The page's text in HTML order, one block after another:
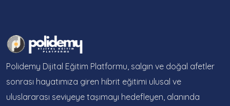
Polidemy Dijital Eğitim Platformu, salgın ve doğal afetler
sonrası hayatımıza giren hibrit eğitimi ulusal ve
uluslararası seviyeye taşımayı hedefleyen, alanında